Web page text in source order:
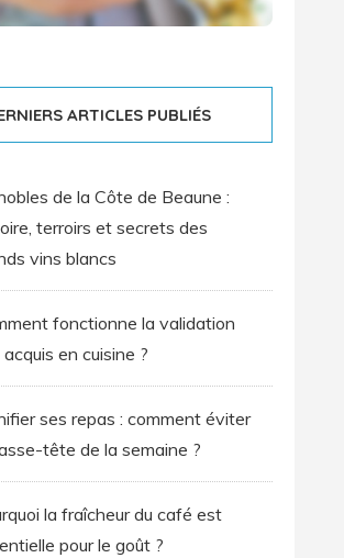
ARTICLES PUBLIÉS
de la Côte de Beaune :
terroirs et secrets des
vins blancs
fonctionne la validation
en cuisine ?
ses repas : comment éviter
tête de la semaine ?
la fraîcheur du café est
pour le goût ?